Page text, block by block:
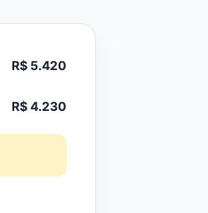
R$ 5.420
R$ 4.230